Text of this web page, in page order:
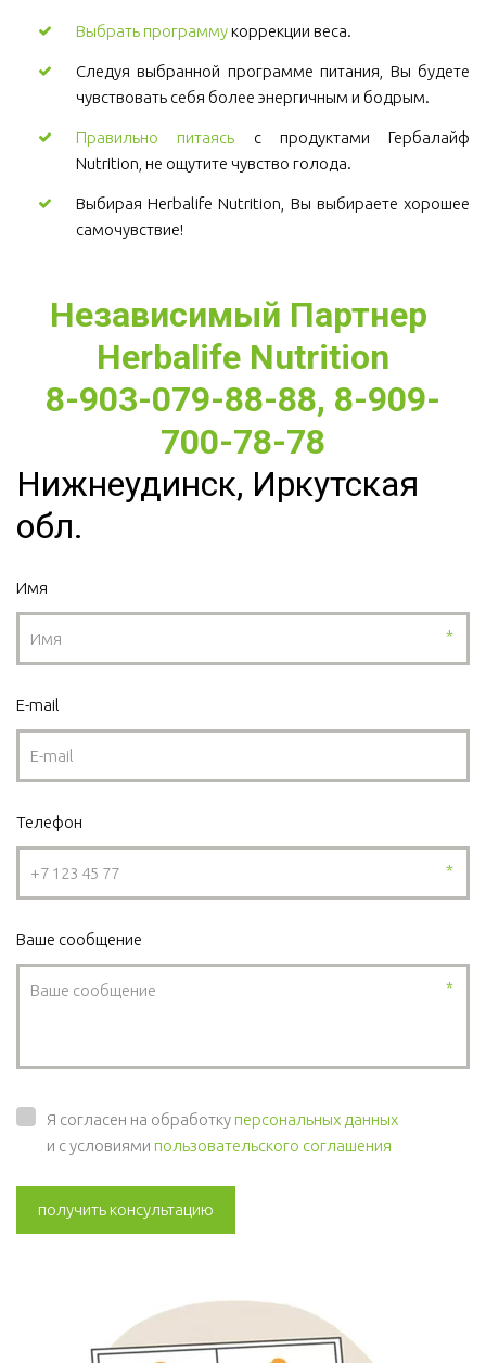
Выбрать программукоррекции веса.
Следуя выбранной программе питания, Вы будете
чувствовать себя более энергичным и бодрым.
Правильно питаясь с продуктами Гербалайф
Nutrition, не ощутите чувство голода.
Выбирая Herbalife Nutrition, Вы выбираете хорошее
самочувствие!
Независимый Партнер
Herbalife Nutrition
8-903-079-88-88, 8-909-
700-78-78
Нижнеудинск, Иркутская
обл.
Имя
*
E-mail
Телефон
*
Ваше сообщение
*
Я согласен на обработкуперсональных данных
и с условиями пользовательского соглашения
получить консультацию